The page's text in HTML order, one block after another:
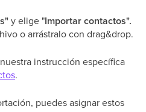
y elige "Importarcontactos".
o arrástralo con drag&drop.
instrucción específica
.
puedes asignar estos